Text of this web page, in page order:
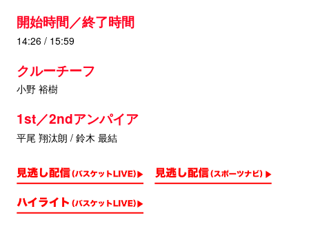
開始時間／終了時間
14:26 / 15:59
クルーチーフ
小野 裕樹
1st／2ndアンパイア
平尾 翔汰朗 / 鈴木 最結